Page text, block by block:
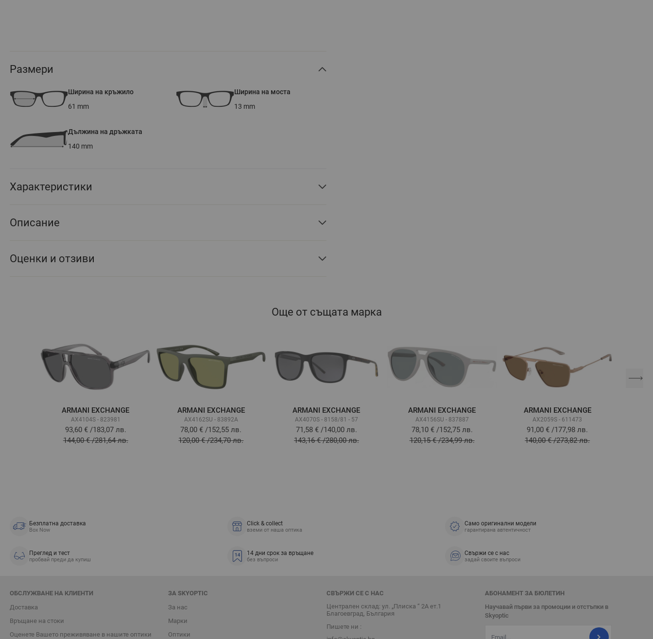
Размери
Ширина на кръжило
61 mm
Ширина на моста
13 mm
Дължина на дръжката
140 mm
Характеристики
Описание
Оценки и отзиви
Още от същата марка
ARMANI EXCHANGE
AX4104S - 823981
93,60 €/183,07 лв.
144,00 €/281,64 лв.
ARMANI EXCHANGE
AX4162SU - 83892A
78,00 € /152,55 лв.
120,00 €/234,70 лв.
ARMANI EXCHANGE
AX4070S - 8158/81 - 57
71,58 €/140,00 лв.
143,16 €/280,00 лв.
ARMANI EXCHANGE
AX4156SU - 837887
78,10 €/152,75 лв.
120,15 €/234,99 лв.
ARMANI EXCHANGE
AX2059S - 611473
91,00 € /177,98 лв.
140,00 €/273,82 лв.
Безплатна доставка
Box Now
Click & collect
вземи от наша оптика
Само оригинални модели
гарантирана автентичност
Преглед и тест
пробвай преди да купиш
14 дни срок за връщане
без въпроси
Свържи се с нас
задай своите въпроси
ОБСЛУЖВАНЕ НА КЛИЕНТИ
Доставка
Връщане на стоки
Oценете Вашето преживяване в нашите оптики
ЗА SKYOPTIC
За нас
Марки
Оптики
СВЪРЖИ СЕ С НАС
Централен склад: ул. „Плиска “ 2А ет.1
Благоевград, България
Пишете ни :
АБОНАМЕНТ ЗА БЮЛЕТИН
Научавай първи за промоции и отстъпки в
Skyoptic